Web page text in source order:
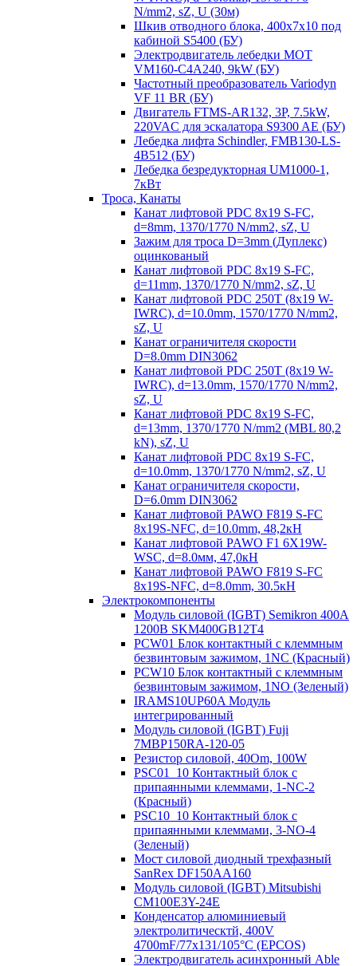
N/mm2, sZ, U (30м)
Шкив отводного блока, 400х7х10 под
кабиной S5400 (БУ)
Электродвигатель лебедки MOT
VM160-C4A240, 9kW (БУ)
Частотный преобразователь Variodyn
VF 11 BR (БУ)
Двигатель FTMS-AR132, 3P, 7.5kW,
220VAC для эскалатора S9300 AE (БУ)
Лебедка лифта Schindler, FMB130-LS-
4B512 (БУ)
Лебедка безредукторная UM1000-1,
7кВт
Троса, Канаты
Канат лифтовой PDC 8x19 S-FC,
d=8mm, 1370/1770 N/mm2, sZ, U
Зажим для троса D=3mm (Дуплекс)
оцинкованый
Канат лифтовой PDC 8x19 S-FC,
d=11mm, 1370/1770 N/mm2, sZ, U
Канат лифтовой PDC 250T (8x19 W-
IWRC), d=10.0mm, 1570/1770 N/mm2,
sZ, U
Канат ограничителя скорости
D=8.0mm DIN3062
Канат лифтовой PDC 250T (8x19 W-
IWRC), d=13.0mm, 1570/1770 N/mm2,
sZ, U
Канат лифтовой PDC 8х19 S-FC,
d=13mm, 1370/1770 N/mm2 (MBL 80,2
kN), sZ, U
Канат лифтовой PDC 8x19 S-FC,
d=10.0mm, 1370/1770 N/mm2, sZ, U
Канат ограничителя скорости,
D=6.0mm DIN3062
Канат лифтовой PAWO F819 S-FC
8х19S-NFC, d=10.0mm, 48,2кН
Канат лифтовой PAWO F1 6X19W-
WSC, d=8.0мм, 47,0кН
Канат лифтовой PAWO F819 S-FC
8х19S-NFC, d=8.0mm, 30.5кН
Электрокомпоненты
Модуль силовой (IGBT) Semikron 400А
1200В SKM400GB12T4
PCW01 Блок контактный с клеммным
безвинтовым зажимом, 1NC (Красный)
PCW10 Блок контактный с клеммным
безвинтовым зажимом, 1NO (Зеленый)
IRAMS10UP60A Модуль
интегрированный
Модуль силовой (IGBT) Fuji
7MBP150RA-120-05
Резистор силовой, 40Om, 100W
PSC01_10 Контактный блок с
припаянными клеммами, 1-NC-2
(Красный)
PSC10_10 Контактный блок с
припаянными клеммами, 3-NO-4
(Зеленый)
Мост силовой диодный трехфазный
SanRex DF150AA160
Модуль силовой (IGBT) Mitsubishi
CM100E3Y-24E
Конденсатор алюминиевый
электролитическтй, 400V
4700mF/77x131/105°C (EPCOS)
Электродвигатель асинхронный Able